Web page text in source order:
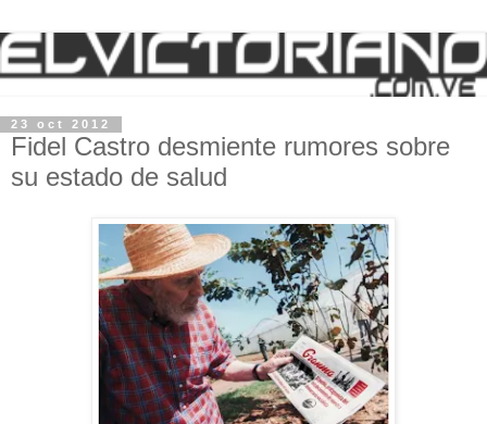
23 oct 2012
Fidel Castro desmiente rumores sobre
su estado de salud